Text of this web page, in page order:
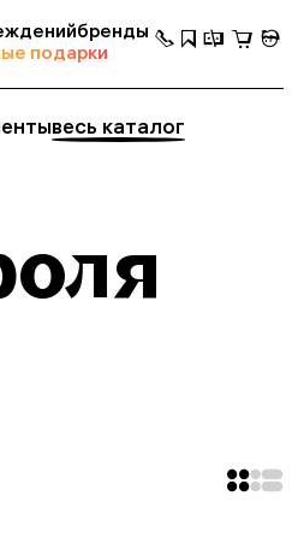
бренды
подарки
весь каталог